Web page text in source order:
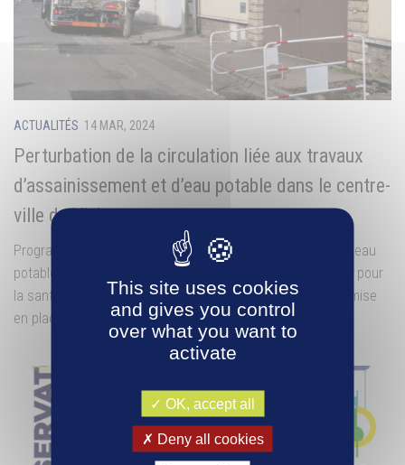
ACTUALITÉS 14 MAR, 2024
Perturbation de la circulation liée aux travaux
d’assainissement et d’eau potable dans le centre-
ville de Vichy
Programmés en deux phases, des travaux sur le réseau d’eau
potable et sur le réseau d’assainissement, indispensables pour
la santé publique et l’environnement, vont occasionner la mise
en place de déviations à l’extrémité de...
This site uses cookies
and gives you control
over what you want to
activate
OK, accept all
Deny all cookies